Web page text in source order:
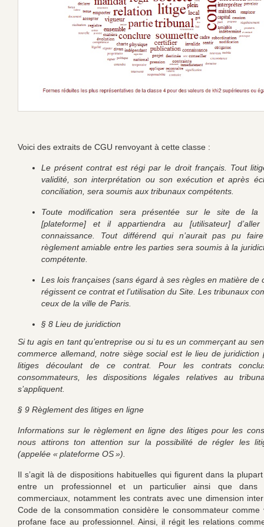
Voici des extraits de CGU renvoyant à cette classe :
Le présent contrat est régi par le droit français. Tout
validité, son interprétation ou son exécution et après
conciliation, sera soumis aux tribunaux compétents.
Toute modification sera présentée sur le site de la
[plateforme] et il appartiendra au [utilisateur]
connaissance. Tout différend qui n’aurait pas pu faire
règlement amiable entre les parties sera soumis à la
compétente.
Les lois françaises (sans égard à ses règles en matière de
régissent ce contrat et l’utilisation du Site. Les tribunaux
ceux de la ville de Paris.
§ 8 Lieu de juridiction
Si tu agis en tant qu’entreprise ou si tu es un commerçant au
commerce allemand, notre siège social est le lieu de juridiction
litiges découlant de ce contrat. Pour les contrats
consommateurs, les dispositions légales relatives au
s’appliquent.
§ 9 Règlement des litiges en ligne
Informations sur le règlement en ligne des litiges pour les
nous attirons ton attention sur la possibilité de régler les
(appelée « plateforme OS »).
Il s’agit là de dispositions habituelles qui figurent dans la
entre un professionnel et un particulier ainsi que dans
commerciaux, notamment les contrats avec une dimension
Code de la consommation considère le consommateur comme
profane face au professionnel. Ainsi, il régit les relations